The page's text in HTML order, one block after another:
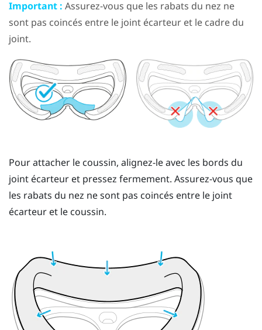
Important : Assurez-vous que les rabats du nez ne
sont pas coincés entre le joint écarteur et le cadre du
joint.
Pour attacher le coussin, alignez-le avec les bords du
joint écarteur et pressez fermement. Assurez-vous que
les rabats du nez ne sont pas coincés entre le joint
écarteur et le coussin.